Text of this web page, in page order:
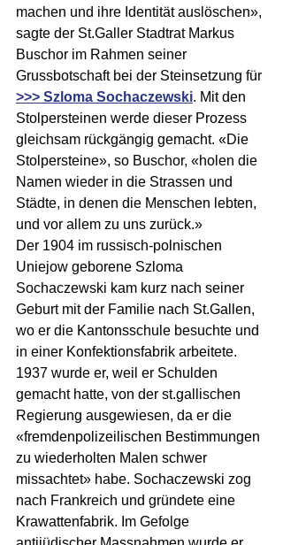
machen und ihre Identität auslöschen»,
sagte der St.Galler Stadtrat Markus
Buschor im Rahmen seiner
Grussbotschaft bei der Steinsetzung für
>>> Szloma Sochaczewski. Mit den
Stolpersteinen werde dieser Prozess
gleichsam rückgängig gemacht. «Die
Stolpersteine», so Buschor, «holen die
Namen wieder in die Strassen und
Städte, in denen die Menschen lebten,
und vor allem zu uns zurück.»
Der 1904 im russisch-polnischen
Uniejow geborene Szloma
Sochaczewski kam kurz nach seiner
Geburt mit der Familie nach St.Gallen,
wo er die Kantonsschule besuchte und
in einer Konfektionsfabrik arbeitete.
1937 wurde er, weil er Schulden
gemacht hatte, von der st.gallischen
Regierung ausgewiesen, da er die
«fremdenpolizeilischen Bestimmungen
zu wiederholten Malen schwer
missachtet» habe. Sochaczewski zog
nach Frankreich und gründete eine
Krawattenfabrik. Im Gefolge